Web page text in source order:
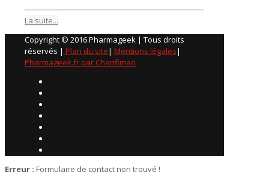
La suite...
Copyright © 2016 Pharmageek | Tous droits
réservés | Plan du site| Mentions légales|
Pharmageek.fr par Chanfimao
Erreur : Formulaire de contact non trouvé !